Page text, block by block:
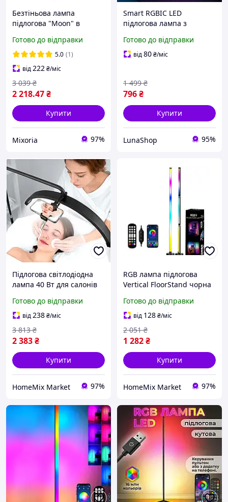
Безтіньова лампа
підлогова "Moon" в
CENSREAL з тримачем для
телефону
Готово до відправки
5.0 (1)
від222₴/міс
2 218.47₴
3 039 ₴
Купити
Mixoria 97%
Smart RGBIC LED
підлогова лампа з
кольорова лампа для
кімнати, 16 млн кольорів,
Готово до відправки
від80₴/міс
796₴
1 499 ₴
Купити
LunaShop 95%
Підлогова світлодіодна
лампа 40 Вт для салонів
чорна
Готово до відправки
від238₴/міс
2 383₴
3 813 ₴
Купити
HomeMix Market 97%
RGB лампа підлогова
Vertical FloorStand чорна
оформлення в інтер'єрі
120 см 2 шт.
Готово до відправки
від 128₴/міс
1 282₴
2 051 ₴
Купити
HomeMix Market 97%